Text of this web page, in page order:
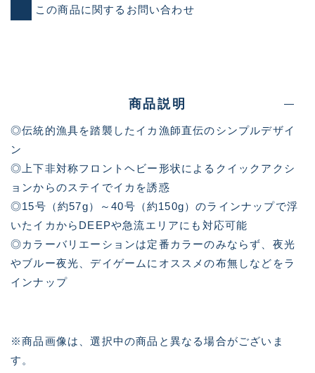
この商品に関するお問い合わせ
商品説明
◎伝統的漁具を踏襲したイカ漁師直伝のシンプルデザイ
ン
◎上下非対称フロントヘビー形状によるクイックアクシ
ョンからのステイでイカを誘惑
◎15号（約57g）～40号（約150g）のラインナップで浮
いたイカからDEEPや急流エリアにも対応可能
◎カラーバリエーションは定番カラーのみならず、夜光
やブルー夜光、デイゲームにオススメの布無しなどをラ
インナップ
※商品画像は、選択中の商品と異なる場合がございま
す。